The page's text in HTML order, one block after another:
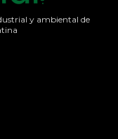
y ambiental de